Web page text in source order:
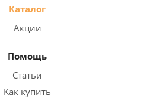
Каталог
Акции
Помощь
Статьи
Как купить